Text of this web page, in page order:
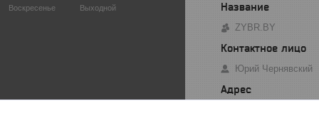
Воскресенье
Выходной
ZYBR.BY
Юрий Чернявский